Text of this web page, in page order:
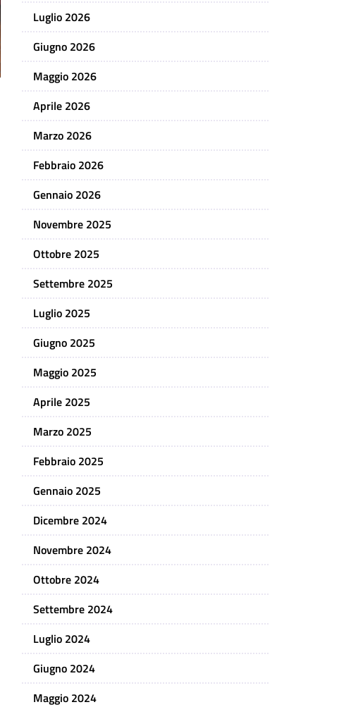
Luglio 2026
Giugno 2026
Maggio 2026
Aprile 2026
Marzo 2026
Febbraio 2026
Gennaio 2026
Novembre 2025
Ottobre 2025
Settembre 2025
Luglio 2025
Giugno 2025
Maggio 2025
Aprile 2025
Marzo 2025
Febbraio 2025
Gennaio 2025
Dicembre 2024
Novembre 2024
Ottobre 2024
Settembre 2024
Luglio 2024
Giugno 2024
Maggio 2024